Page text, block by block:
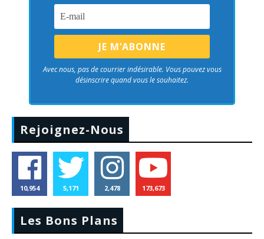
Avec nous, pas de courrier indésirable. Vous pouvez vous
désinscrire quand vous le souhaitez.
Rejoignez-Nous
10,954 5,171 2,478 173,673
Les Bons Plans